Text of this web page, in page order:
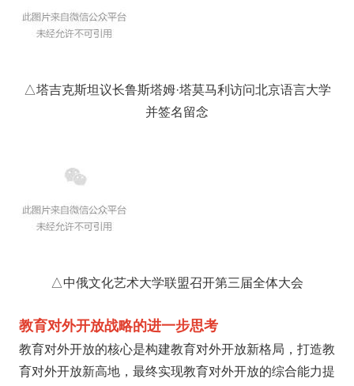
△塔吉克斯坦议长鲁斯塔姆·塔莫马利访问北京语言大学
并签名留念
△中俄文化艺术大学联盟召开第三届全体大会
教育对外开放战略的进一步思考
教育对外开放的核心是构建教育对外开放新格局，打造教
育对外开放新高地，最终实现教育对外开放的综合能力提